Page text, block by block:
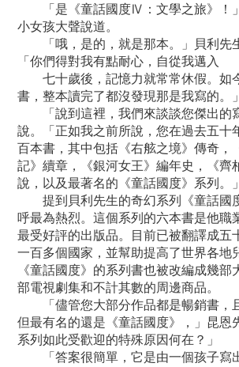
「是《童話國度Ⅳ：文學之旅》！
小女孩大聲說道。
「哦，是的，就是那本。」貝利先生
「你們得對我有點耐心，自從我邁入
七十歲後，記憶力就常常休假。如
書，整本讀完了都沒發現那是我寫的。」
「說到這裡，我們來談談您傑出的
說。「正如我之前所說，您在過去五十
百本書，其中包括《右舷之境》傳奇，
記》續章，《銀河女王》編年史，《齊
說，以及最著名的《童話國度》系列。」
提到貝利先生的奇幻系列《童話國
呼最為熱烈。這個系列的六本書是他職
最受好評的出版品。目前已被翻譯成五
一百多個國家，並幫助提高了世界各地
《童話國度》的系列書也被改編成幾部
部電視劇集和不計其數的周邊商品。
「儘管您大部分作品都是暢銷書，
但最有名的還是《童話國度》，」昆恩
系列如此受歡迎的特殊原因何在？」
「答案很簡單，它是由一個孩子寫